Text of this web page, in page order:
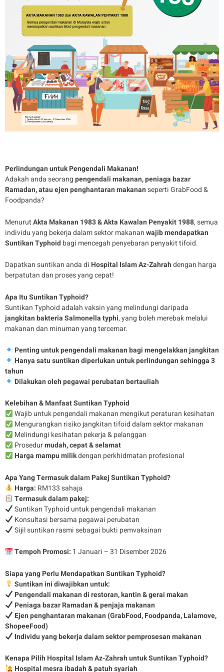
Perlindungan untuk Pengendali Makanan!
Adakah anda seorangpengendali makanan, peniaga bazar
Ramadan, atau ejen penghantaran makananseperti GrabFood &
Foodpanda?
MenurutAkta Makanan 1983 & Akta Kawalan Penyakit 1988, semua
individu yang bekerja dalam sektor makananwajib mendapatkan
Suntikan Typhoid bagi mencegah penyebaran penyakit tifoid.
Dapatkan suntikan anda di Hospital Islam Az-Zahrahdengan harga
berpatutan dan proses yang cepat!
Apa Itu Suntikan Typhoid?
Suntikan Typhoid adalah vaksin yang melindungi daripada
jangkitan bakteria Salmonella typhi, yang boleh merebak melalui
makanan dan minuman yang tercemar.
Penting untuk pengendali makanan bagi mengelakkan jangkitan
Hanya satu suntikan diperlukan untuk perlindungan sehingga 3
tahun
Dilakukan oleh pegawai perubatan bertauliah
Kelebihan & Manfaat Suntikan Typhoid
Wajib untuk pengendali makanan mengikut peraturan kesihatan
Mengurangkan risiko jangkitan tifoid dalam sektor makanan
Melindungi kesihatan pekerja & pelanggan
Prosedurmudah, cepat & selamat
Harga mampu milikdengan perkhidmatan profesional
Apa Yang Termasuk dalam Pakej Suntikan Typhoid?
Harga: RM133 sahaja
Termasuk dalam pakej:
Suntikan Typhoid untuk pengendali makanan
Konsultasi bersama pegawai perubatan
Sijil suntikan rasmi sebagai bukti pemvaksinan
Tempoh Promosi: 1 Januari – 31 Disember 2026
Siapa yang Perlu Mendapatkan Suntikan Typhoid?
Suntikan ini diwajibkan untuk:
Pengendali makanan di restoran, kantin & gerai makan
Peniaga bazar Ramadan & penjaja makanan
Ejen penghantaran makanan (GrabFood, Foodpanda, Lalamove,
ShopeeFood)
Individu yang bekerja dalam sektor pemprosesan makanan
Kenapa Pilih Hospital Islam Az-Zahrah untuk Suntikan Typhoid?
Hospital mesra ibadah & patuh syariah